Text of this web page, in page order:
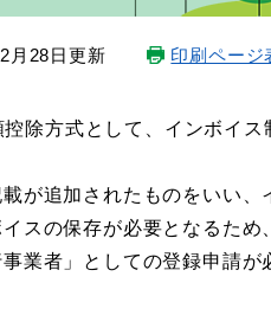
月28日更新 印刷ページ
除方式として、インボイス
が追加されたものをいい、
スの保存が必要となるため
業者」としての登録申請が